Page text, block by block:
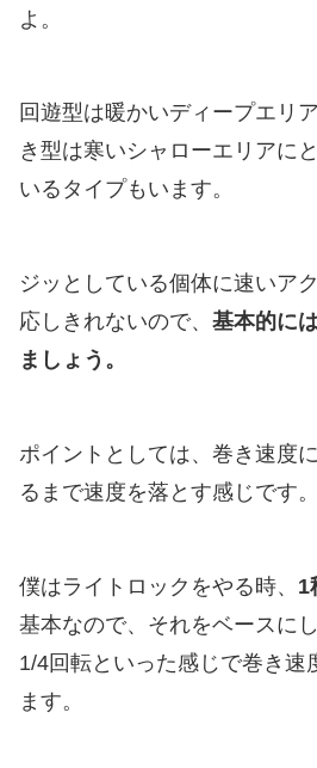
よ。
回遊型は暖かいディープエリ
き型は寒いシャローエリアに
いるタイプもいます。
ジッとしている個体に速いア
応しきれないので、 基本的に
ましょう。
ポイントとしては、巻き速度
るまで速度を落とす感じです。
僕はライトロックをやる時、 1
基本なので、それをベースに
1/4回転といった感じで巻き速
ます。